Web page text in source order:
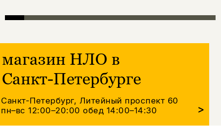
магазин НЛО в
Санкт-Петербурге
Санкт-Петербург, Литейный проспект 60
пн–вс 12:00–20:00обед 14:00–14:30 >